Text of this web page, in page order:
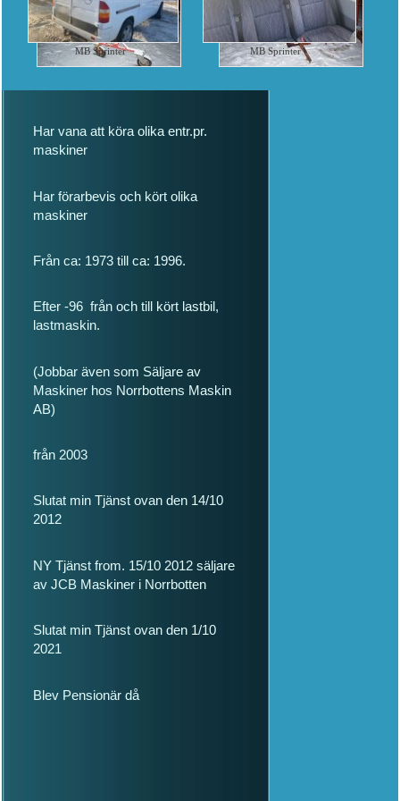
MB Sprinter MB Sprinter
Har vana att köra olika entr.pr.
maskiner
Har förarbevis och kört olika
maskiner
Från ca: 1973 till ca: 1996.
Efter -96 från och till kört lastbil,
lastmaskin.
(Jobbar även som Säljare av
Maskiner hos Norrbottens Maskin
AB)
från 2003
Slutat min Tjänst ovan den 14/10
2012
NY Tjänst from. 15/10 2012 säljare
av JCB Maskiner i Norrbotten
Slutat min Tjänst ovan den 1/10
2021
Blev Pensionär då